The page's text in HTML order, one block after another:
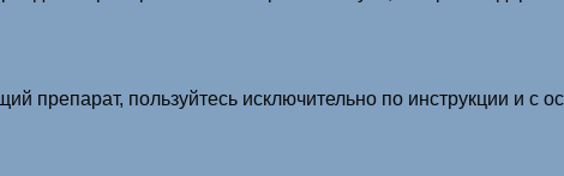
препарат, пользуйтесь исключительно по инструкции и с